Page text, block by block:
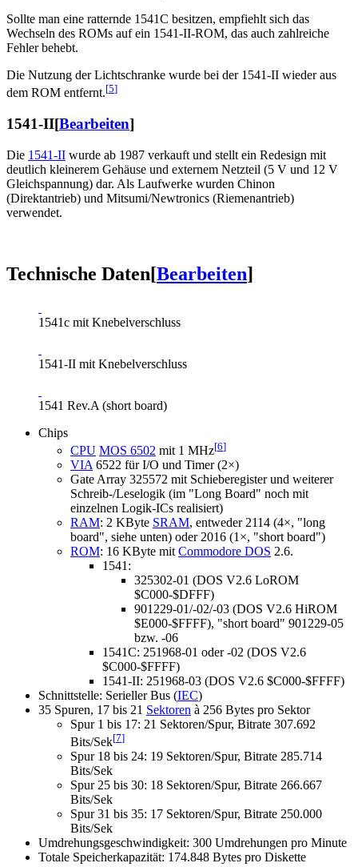
Sollte man eine ratternde 1541C besitzen, empfiehlt sich das
Wechseln des ROMs auf ein 1541-II-ROM, das auch zahlreiche
Fehler behebt.
Die Nutzung der Lichtschranke wurde bei der 1541-II wieder aus
dem ROM entfernt.[5]
1541-II[Bearbeiten]
Die 1541-II wurde ab 1987 verkauft und stellt ein Redesign mit
deutlich kleinerem Gehäuse und externem Netzteil (5 V und 12 V
Gleichspannung) dar. Als Laufwerke wurden Chinon
(Direktantrieb) und Mitsumi/Newtronics (Riemenantrieb)
verwendet.
Technische Daten[Bearbeiten]
1541c mit Knebelverschluss
1541-II mit Knebelverschluss
1541 Rev.A (short board)
Chips
CPU MOS 6502 mit 1 MHz[6]
VIA 6522 für I/O und Timer (2×)
Gate Array 325572 mit Schieberegister und weiterer
Schreib-/Leselogik (im "Long Board" noch mit
einzelnen Logik-ICs realisiert)
RAM: 2 KByte SRAM, entweder 2114 (4×, "long
board", siehe unten) oder 2016 (1×, "short board")
ROM: 16 KByte mit Commodore DOS 2.6.
1541:
325302-01 (DOS V2.6 LoROM
$C000-$DFFF)
901229-01/-02/-03 (DOS V2.6 HiROM
$E000-$FFFF), "short board" 901229-05
bzw. -06
1541C: 251968-01 oder -02 (DOS V2.6
$C000-$FFFF)
1541-II: 251968-03 (DOS V2.6 $C000-$FFFF)
Schnittstelle: Serieller Bus (IEC)
35 Spuren, 17 bis 21 Sektoren à 256 Bytes pro Sektor
Spur 1 bis 17: 21 Sektoren/Spur, Bitrate 307.692
Bits/Sek[7]
Spur 18 bis 24: 19 Sektoren/Spur, Bitrate 285.714
Bits/Sek
Spur 25 bis 30: 18 Sektoren/Spur, Bitrate 266.667
Bits/Sek
Spur 31 bis 35: 17 Sektoren/Spur, Bitrate 250.000
Bits/Sek
Umdrehungsgeschwindigkeit: 300 Umdrehungen pro Minute
Totale Speicherkapazität: 174.848 Bytes pro Diskette